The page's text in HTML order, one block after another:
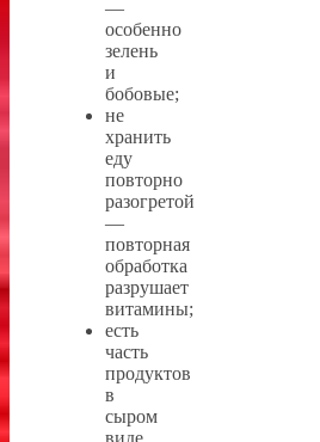
—
особенно
зелень
и
бобовые;
не
хранить
еду
повторно
разогретой
—
повторная
обработка
разрушает
витамины;
есть
часть
продуктов
в
сыром
виде,